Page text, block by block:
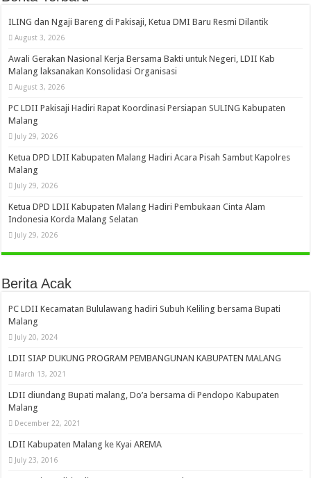
ILING dan Ngaji Bareng di Pakisaji, Ketua DMI Baru Resmi Dilantik
August 3, 2026
Awali Gerakan Nasional Kerja Bersama Bakti untuk Negeri, LDII Kab
Malang laksanakan Konsolidasi Organisasi
August 3, 2026
PC LDII Pakisaji Hadiri Rapat Koordinasi Persiapan SULING Kabupaten
Malang
July 29, 2026
Ketua DPD LDII Kabupaten Malang Hadiri Acara Pisah Sambut Kapolres
Malang
July 29, 2026
Ketua DPD LDII Kabupaten Malang Hadiri Pembukaan Cinta Alam
Indonesia Korda Malang Selatan
July 29, 2026
Berita Acak
PC LDII Kecamatan Bululawang hadiri Subuh Keliling bersama Bupati
Malang
July 20, 2024
LDII SIAP DUKUNG PROGRAM PEMBANGUNAN KABUPATEN MALANG
March 13, 2021
LDII diundang Bupati malang, Do’a bersama di Pendopo Kabupaten
Malang
December 22, 2021
LDII Kabupaten Malang ke Kyai AREMA
July 23, 2016